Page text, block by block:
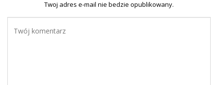
Twoj adres e-mail nie bedzie opublikowany.